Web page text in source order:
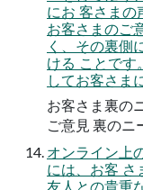
にお 客さまの
お客さまのご
く、その裏側
ける ことです
してお客さま
お客さま裏の
ご意見 裏のニ
オンライン上
には、お客 さ
友人との貴重